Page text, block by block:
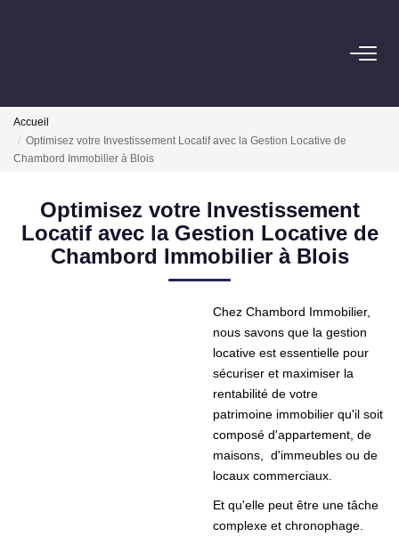
LOCATION
Pré-Estimation
Estimation Par Un Professionnel
GESTION
SYNDIC
NOS AGENCES
Qui Sommes Nous
Nous Rejoindre
Nos Actualités
Accueil
Optimisez votre Investissement Locatif avec la Gestion Locative de
Chambord Immobilier à Blois
Optimisez votre Investissement
Locatif avec la Gestion Locative de
Chambord Immobilier à Blois
Chez Chambord Immobilier,
nous savons que la gestion
locative est essentielle pour
sécuriser et maximiser la
rentabilité de votre
patrimoine immobilier qu'il soit
composé d'appartement, de
maisons, d'immeubles ou de
locaux commerciaux.
Et qu'elle peut être une tâche
complexe et chronophage.